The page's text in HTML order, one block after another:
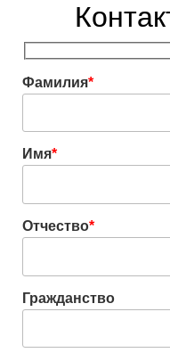
Фамилия*
Имя*
Отчество*
Гражданство